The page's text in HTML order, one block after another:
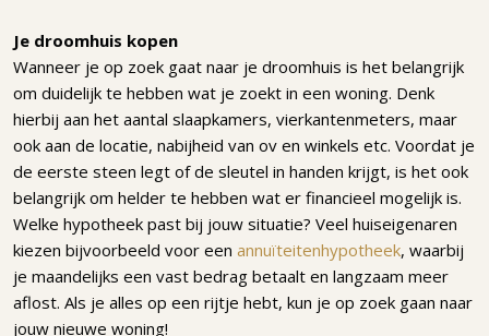
Je droomhuis kopen
Wanneer je op zoek gaat naar je droomhuis is het belangrijk
om duidelijk te hebben wat je zoekt in een woning. Denk
hierbij aan het aantal slaapkamers, vierkantenmeters, maar
ook aan de locatie, nabijheid van ov en winkels etc. Voordat je
de eerste steen legt of de sleutel in handen krijgt, is het ook
belangrijk om helder te hebben wat er financieel mogelijk is.
Welke hypotheek past bij jouw situatie? Veel huiseigenaren
kiezen bijvoorbeeld voor een annuïteitenhypotheek, waarbij
je maandelijks een vast bedrag betaalt en langzaam meer
aflost. Als je alles op een rijtje hebt, kun je op zoek gaan naar
jouw nieuwe woning!